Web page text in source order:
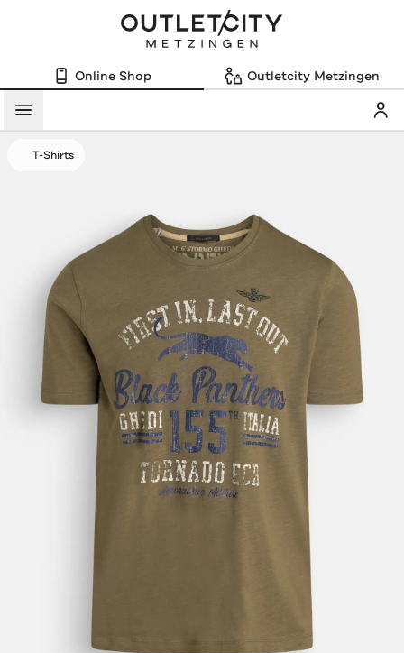
Online Shop Outletcity Metzingen
Menü
T-Shirts